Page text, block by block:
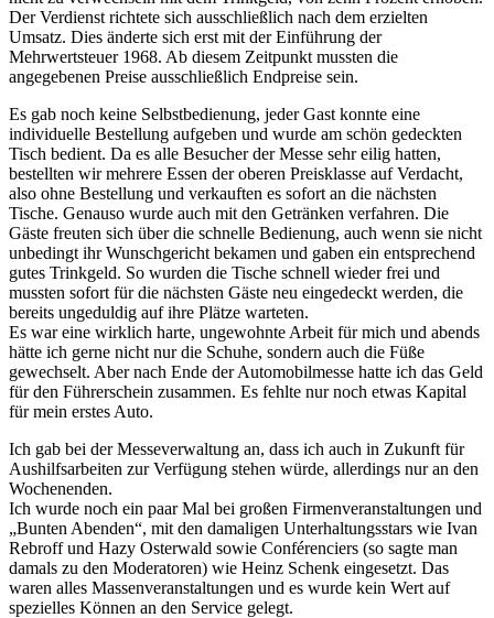
Der Verdienst richtete sich ausschließlich nach dem erzielten
Umsatz. Dies änderte sich erst mit der Einführung der
Mehrwertsteuer 1968. Ab diesem Zeitpunkt mussten die
angegebenen Preise ausschließlich Endpreise sein.
Es gab noch keine Selbstbedienung, jeder Gast konnte eine
individuelle Bestellung aufgeben und wurde am schön gedeckten
Tisch bedient. Da es alle Besucher der Messe sehr eilig hatten,
bestellten wir mehrere Essen der oberen Preisklasse auf Verdacht,
also ohne Bestellung und verkauften es sofort an die nächsten
Tische. Genauso wurde auch mit den Getränken verfahren. Die
Gäste freuten sich über die schnelle Bedienung, auch wenn sie nicht
unbedingt ihr Wunschgericht bekamen und gaben ein entsprechend
gutes Trinkgeld. So wurden die Tische schnell wieder frei und
mussten sofort für die nächsten Gäste neu eingedeckt werden, die
bereits ungeduldig auf ihre Plätze warteten.
Es war eine wirklich harte, ungewohnte Arbeit für mich und abends
hätte ich gerne nicht nur die Schuhe, sondern auch die Füße
gewechselt. Aber nach Ende der Automobilmesse hatte ich das Geld
für den Führerschein zusammen. Es fehlte nur noch etwas Kapital
für mein erstes Auto.
Ich gab bei der Messeverwaltung an, dass ich auch in Zukunft für
Aushilfsarbeiten zur Verfügung stehen würde, allerdings nur an den
Wochenenden.
Ich wurde noch ein paar Mal bei großen Firmenveranstaltungen und
Bunten Abenden , mit den damaligen Unterhaltungsstars wie Ivan
Rebroff und Hazy Osterwald sowie Conférenciers (so sagte man
damals zu den Moderatoren) wie Heinz Schenk eingesetzt. Das
waren alles Massenveranstaltungen und es wurde kein Wert auf
spezielles Können an den Service gelegt.